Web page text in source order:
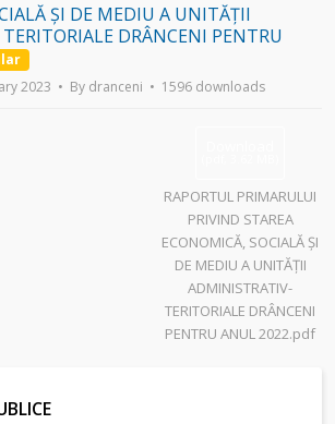
ȘI DE MEDIU A UNITĂȚII
DRÂNCENI PENTRU
2023
By dranceni 1596 downloads
RAPORTUL PRIMARULUI
PRIVIND STAREA
ECONOMICĂ, SOCIALĂ ȘI
DE MEDIU A UNITĂȚII
ADMINISTRATIV-
TERITORIALE DRÂNCENI
PENTRU ANUL 2022.pdf